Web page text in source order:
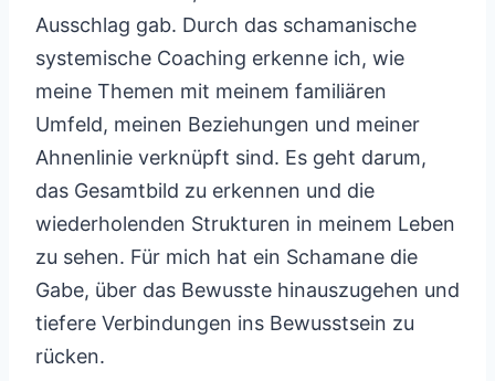
Ausschlag gab. Durch das schamanische
systemische Coaching erkenne ich, wie
meine Themen mit meinem familiären
Umfeld, meinen Beziehungen und meiner
Ahnenlinie verknüpft sind. Es geht darum,
das Gesamtbild zu erkennen und die
wiederholenden Strukturen in meinem Leben
zu sehen. Für mich hat ein Schamane die
Gabe, über das Bewusste hinauszugehen und
tiefere Verbindungen ins Bewusstsein zu
rücken.